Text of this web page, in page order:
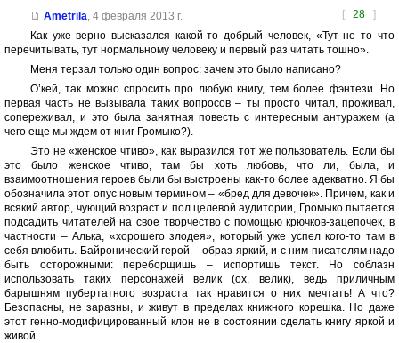
[ 28 ]
Ametrila 4 февраля 2013 г.
Как уже верно высказался какой-то добрый человек, «Тут не то что
перечитывать, тут нормальному человеку и первый раз читать тошно».
Меня терзал только один вопрос: зачем это было написано?
О’кей, так можно спросить про любую книгу, тем более фэнтези. Но
первая часть не вызывала таких вопросов – ты просто читал, проживал,
сопереживал, и это была занятная повесть с интересным антуражем (а
чего еще мы ждем от книг Громыко?).
Это не «женское чтиво», как выразился тот же пользователь. Если бы
это было женское чтиво, там бы хоть любовь, что ли, была, и
взаимоотношения героев были бы выстроены как-то более адекватно. Я бы
обозначила этот опус новым термином – «бред для девочек». Причем, как и
всякий автор, чующий возраст и пол целевой аудитории, Громыко пытается
подсадить читателей на свое творчество с помощью крючков-зацепочек, в
частности – Алька, «хорошего злодея», который уже успел кого-то там в
себя влюбить. Байронический герой – образ яркий, и с ним писателям надо
быть осторожными: переборщишь – испортишь текст. Но соблазн
использовать таких персонажей велик (ох, велик), ведь приличным
барышням пубертатного возраста так нравится о них мечтать! А что?
Безопасны, не заразны, и живут в пределах книжного корешка. Но даже
этот генно-модифицированный клон не в состоянии сделать книгу яркой и
живой.